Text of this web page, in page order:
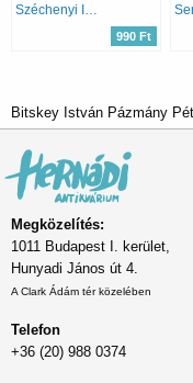
990 Ft
Bitskey István Pázmány
Megközelítés:
1011 Budapest I. kerület,
Hunyadi János út 4.
A Clark Ádám tér közelében
Telefon
+36 (20) 988 0374